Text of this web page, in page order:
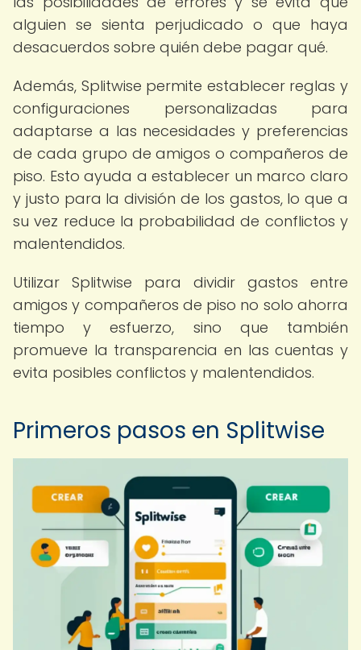
alguien se sienta perjudicado o que haya
desacuerdos sobre quién debe pagar qué.
Además, Splitwise permite establecer reglas y
configuraciones personalizadas para
adaptarse a las necesidades y preferencias
de cada grupo de amigos o compañeros de
piso. Esto ayuda a establecer un marco claro
y justo para la división de los gastos, lo que a
su vez reduce la probabilidad de conflictos y
malentendidos.
Utilizar Splitwise para dividir gastos entre
amigos y compañeros de piso no solo ahorra
tiempo y esfuerzo, sino que también
promueve la transparencia en las cuentas y
evita posibles conflictos y malentendidos.
Primeros pasos en Splitwise